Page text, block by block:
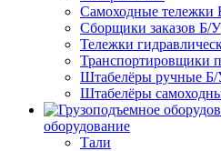
Самоходные тележки
Сборщики заказов Б/У
Тележки
Транспортировщики
Штабелёры ручные Б/
Штабелёры
оборудование
Тали